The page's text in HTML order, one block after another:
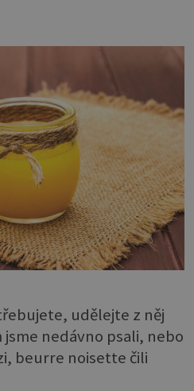
udělejte z něj
nedávno psali, nebo
beurre noisette čili